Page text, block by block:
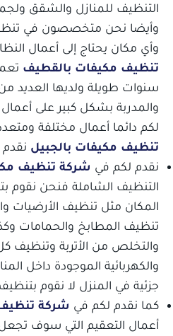
التنظيف للمنازل والشقق
وأيضا نحن متخصصون في
وأي مكان يحتاج إلى أعمال
تنظيف مكيفات بالقطيف
سنوات طويلة ولديها العديد من
والمدربة بشكل كبير على أعمال
لكم دائما أعمال مختلفة
تنظيف مكيفات بالجبيل نقدم
نقدم لكم في شركة تنظيف
التنظيف الشاملة فنحن نقوم
المكان مثل تنظيف الأرضيات
تنظيف المطابخ والحمامات
والتخلص من الأتربة وتنظيف كل
والكهربائية الموجودة داخل
جزئية في المنزل لا نقوم
كما نقدم لكم في شركة
أعمال التعقيم التي سوف